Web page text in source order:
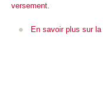
versement
En savoir plus sur